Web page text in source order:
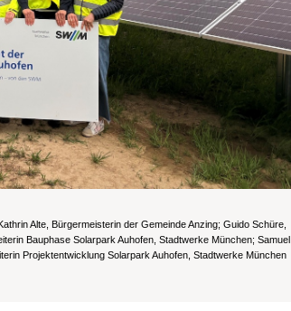
Alte, Bürgermeisterin der Gemeinde Anzing; Guido Schüre,
Bauphase Solarpark Auhofen, Stadtwerke München; Samuel
Projektentwicklung Solarpark Auhofen, Stadtwerke München